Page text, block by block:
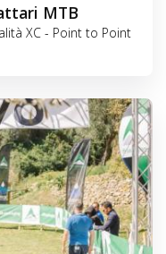
MTB
XC - Point to Point